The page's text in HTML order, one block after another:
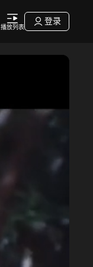
播放列表
登录